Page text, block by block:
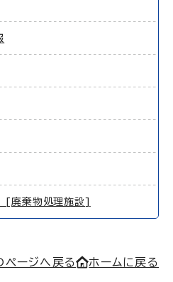
[廃棄物処理施設]
ページへ戻る ホームに戻る